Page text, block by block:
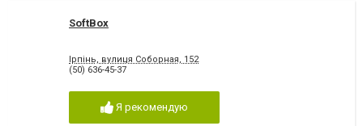
SoftBox
Ірпінь, вулиця Соборная, 152
(50) 636-45-37
Я рекомендую